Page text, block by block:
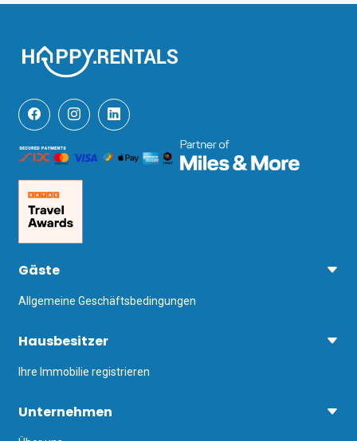
Gäste
Allgemeine Geschäftsbedingungen
Hausbesitzer
Ihre Immobilie registrieren
Unternehmen